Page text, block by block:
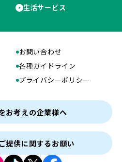
生活サービス
お問い合わせ
各種ガイドライン
プライバシーポリシー
お考えの企業様へ
提供に関するお願い